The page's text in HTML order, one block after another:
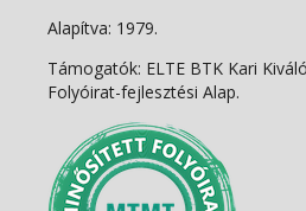
Alapítva: 1979.
Támogatók: ELTE BTK Kari
Folyóirat-fejlesztési Alap.